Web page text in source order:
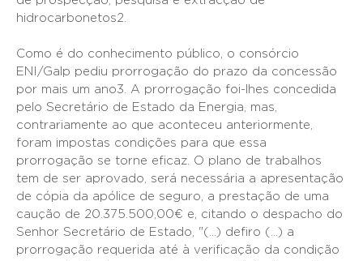
hidrocarbonetos2.
Como é do conhecimento público, o consórcio
ENI/Galp pediu prorrogação do prazo da concessão
por mais um ano3. A prorrogação foi-lhes concedida
pelo Secretário de Estado da Energia, mas,
contrariamente ao que aconteceu anteriormente,
foram impostas condições para que essa
prorrogação se torne eficaz. O plano de trabalhos
tem de ser aprovado, será necessária a apresentação
de cópia da apólice de seguro, a prestação de uma
caução de 20.375.500,00€ e, citando o despacho do
Senhor Secretário de Estado, "(...) defiro (...) a
prorrogação requerida até à verificação da condição